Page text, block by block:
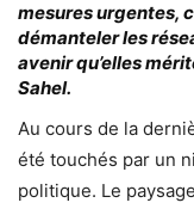
mesures urgentes,
démanteler les
avenir qu’elles
Sahel.
Au cours de la
été touchés par un
politique. Le